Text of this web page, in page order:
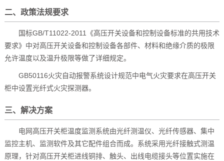
二、政策法规要求
国标GB/T11022-2011《高压开关设备和控制设备标准的共用技术
要求》中对高压开关设备和控制设备各部件、材料和绝缘介质的极限
允许温度以及温升极限等做了详细规定。
GB50116火灾自动报警系统设计规范中电气火灾要求在高压开关
柜中设置光纤式火灾探测器。
三、解决方案
电网高压开关柜温度监测系统由光纤测温仪、光纤传感器、集中
监控主机、监测软件及其它配件组合而成。系统采用光纤接触式测温
原理，针对高压开关柜进线铜排、触头、出线电缆接头等位置实施在